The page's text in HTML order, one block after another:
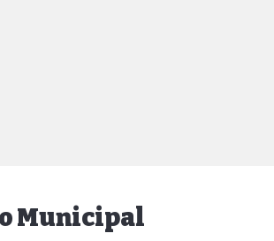
Municipal